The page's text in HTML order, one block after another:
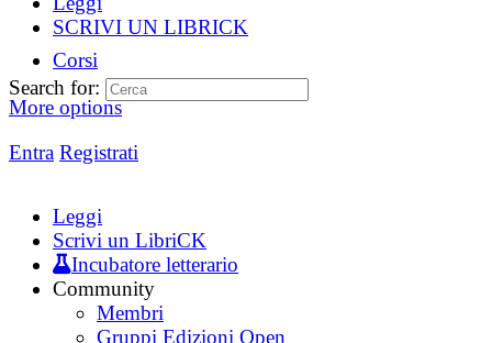
SCRIVI UN LIBRICK
Corsi
More options
Entra Registrati
Search for:
Leggi
Scrivi un LibriCK
Incubatore letterario
Community
Membri
Gruppi Edizioni Open